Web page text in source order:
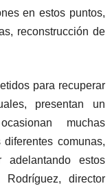
en estos puntos,
reconstrucción de
para recuperar
presentan un
muchas
comunas,
estos
Rodríguez, director